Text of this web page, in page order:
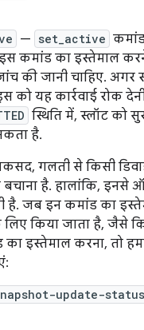
— set_active
कमांड का इस्तेमाल
की जानी चाहिए. अगर
को यह कार्रवाई रोक
स्थिति में, स्लॉट को
है.
गलती से किसी
बचाना है. हालांकि, इनसे
जब इन कमांड का
किया जाता है, जैसे
का इस्तेमाल करना, तो
update-status